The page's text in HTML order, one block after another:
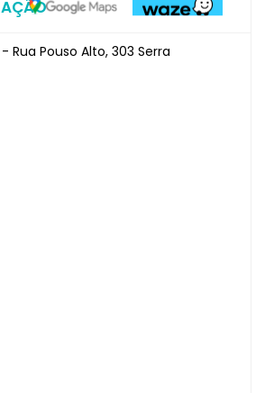
Rua Pouso Alto, 303 Serra